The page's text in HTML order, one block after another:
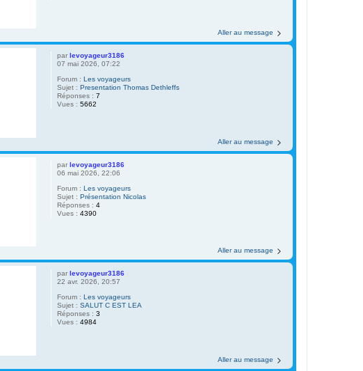
Aller au message
parlevoyageur3186
07 mai 2026, 07:22
Forum :Les voyageurs
Sujet :Presentation Thomas Dethleffs
Réponses :7
Vues :5662
Aller au message
parlevoyageur3186
06 mai 2026, 22:06
Forum :Les voyageurs
Sujet :Présentation Nicolas
Réponses :4
Vues :4390
Aller au message
parlevoyageur3186
22 avr. 2026, 20:57
Forum :Les voyageurs
Sujet :SALUT C EST LEA
Réponses :3
Vues :4984
Aller au message